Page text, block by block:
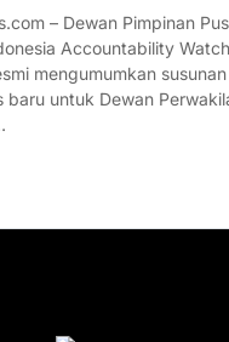
– Dewan Pimpinan
Accountability
mengumumkan susunan
baru untuk Dewan